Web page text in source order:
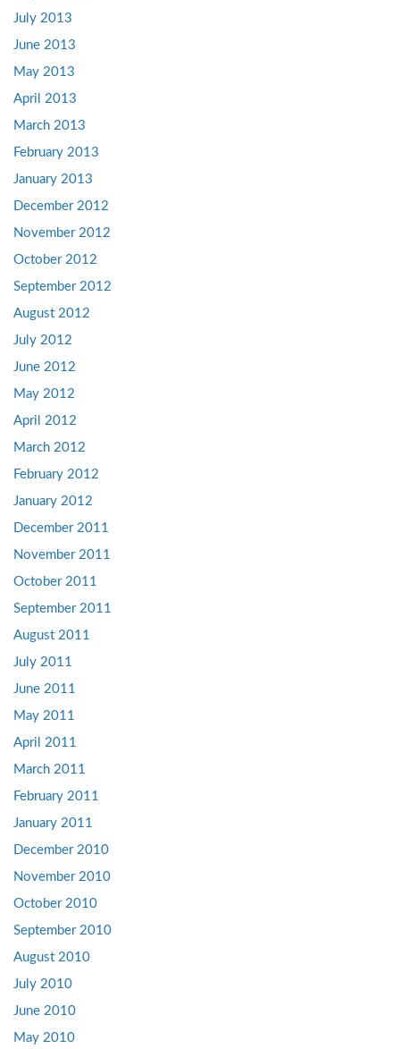
July 2013
June 2013
May 2013
April 2013
March 2013
February 2013
January 2013
December 2012
November 2012
October 2012
September 2012
August 2012
July 2012
June 2012
May 2012
April 2012
March 2012
February 2012
January 2012
December 2011
November 2011
October 2011
September 2011
August 2011
July 2011
June 2011
May 2011
April 2011
March 2011
February 2011
January 2011
December 2010
November 2010
October 2010
September 2010
August 2010
July 2010
June 2010
May 2010